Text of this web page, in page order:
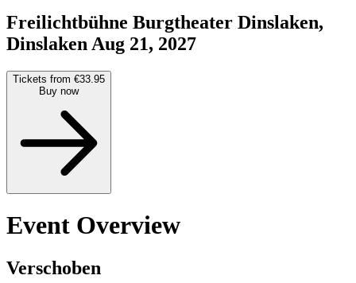
Freilichtbühne Burgtheater Dinslaken,
Dinslaken Aug 21, 2027
Tickets from €33.95
Buy now
Event Overview
Verschoben